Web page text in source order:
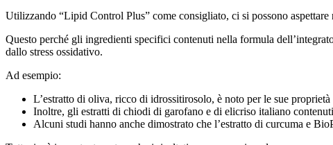
Utilizzando “Lipid Control Plus” come consigliato, ci si possono
Questo perché gli ingredienti specifici contenuti nella formula
dallo stress ossidativo.
Ad esempio:
L’estratto di oliva, ricco di idrossitirosolo, è noto per le sue
Inoltre, gli estratti di chiodi di garofano e di elicriso italiano
Alcuni studi hanno anche dimostrato che l’estratto di curcuma e